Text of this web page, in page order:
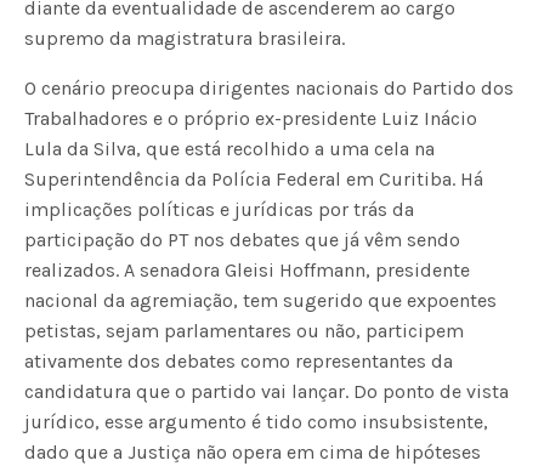
diante da eventualidade de ascenderem ao cargo
supremo da magistratura brasileira.
O cenário preocupa dirigentes nacionais do Partido dos
Trabalhadores e o próprio ex-presidente Luiz Inácio
Lula da Silva, que está recolhido a uma cela na
Superintendência da Polícia Federal em Curitiba. Há
implicações políticas e jurídicas por trás da
participação do PT nos debates que já vêm sendo
realizados. A senadora Gleisi Hoffmann, presidente
nacional da agremiação, tem sugerido que expoentes
petistas, sejam parlamentares ou não, participem
ativamente dos debates como representantes da
candidatura que o partido vai lançar. Do ponto de vista
jurídico, esse argumento é tido como insubsistente,
dado que a Justiça não opera em cima de hipóteses